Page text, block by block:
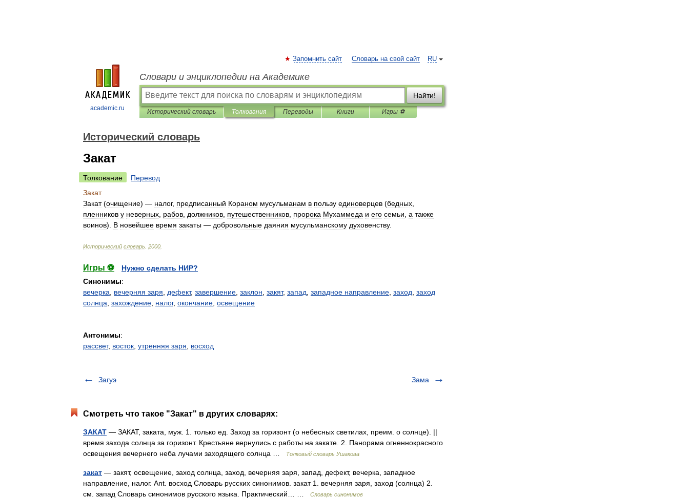
academic.ru
RU
Запомнить сайт Словарь на свой сайт
Словари и энциклопедии на Академике
Найти!
Исторический словарь Толкования Переводы Книги Игры ⚽
Исторический словарь
Закат
Толкование
Перевод
Закат
Закат(очищение) — налог, предписанный Кораном мусульманам в пользу единоверцев (бедных
пленников у неверных рабов должников путешественников пророка Мухаммеда и его семьи а также
воинов). В новейшее время закаты — добровольные даяния мусульманскому духовенству.
Исторический словарь 2000
Игры ⚽
Нужно сделать НИР?
Синонимы:
вечерка
вечерняя заря дефект, завершение заклон закят, запад западное направление заход заход
солнца захождение налог, окончание освещение
Антонимы:
рассвет, восток утренняя заря восход
Загуэ Зама
Смотреть что такое "Закат" в других словарях:
ЗАКАТ — ЗАКАТ, заката, муж. 1. только ед. Заход за горизонт (о небесных светилах, преим. о солнце). ||
время захода солнца за горизонт. Крестьяне вернулись с работы на закате. 2. Панорама огненнокрасного
освещения вечернего неба лучами заходящего солнца …
Толковый словарь Ушакова
закат — закят, освещение, заход солнца, заход, вечерняя заря, запад, дефект, вечерка, западное
направление, налог. Ant. восход Словарь русских синонимов. закат 1. вечерняя заря, заход (солнца) 2.
см. запад Словарь синонимов русского языка. Практический… …
Словарь синонимов